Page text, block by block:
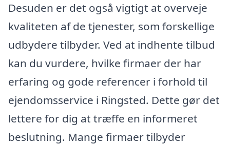
Desuden er det også vigtigt at overveje
kvaliteten af de tjenester, som forskellige
udbydere tilbyder. Ved at indhente tilbud
kan du vurdere, hvilke firmaer der har
erfaring og gode referencer i forhold til
ejendomsservice i Ringsted. Dette gør det
lettere for dig at træffe en informeret
beslutning. Mange firmaer tilbyder